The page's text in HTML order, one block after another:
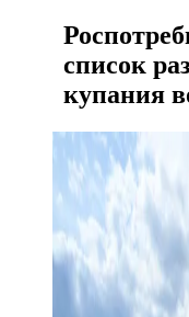
список
купания